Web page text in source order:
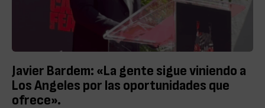
Javier Bardem: «La gente sigue viniendo a
Los Angeles por las oportunidades que
ofrece».